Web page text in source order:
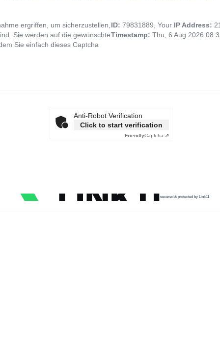
ergriffen, um sicherzustellen,
Sie werden auf die gewünschte
Sie einfach dieses Captcha
ID: 79831889, Your IP Address:
Timestamp: Thu, 6 Aug 2026
Anti-Robot Verification
Click to start verification
FriendlyCaptcha ⇗
secured & protected by Link11